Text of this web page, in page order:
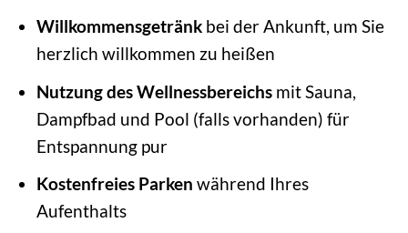
Willkommensgetränkbei der Ankunft, um Sie
herzlich willkommen zu heißen
Nutzung des Wellnessbereichsmit Sauna,
Dampfbad und Pool (falls vorhanden) für
Entspannung pur
Kostenfreies Parken während Ihres
Aufenthalts